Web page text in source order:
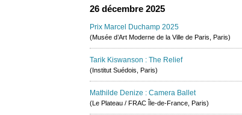
26 décembre 2025
Prix Marcel Duchamp 2025
(Musée d’Art Moderne de la Ville de Paris, Paris)
Tarik Kiswanson : The Relief
(Institut Suédois, Paris)
Mathilde Denize : Camera Ballet
(Le Plateau / FRAC Île-de-France, Paris)